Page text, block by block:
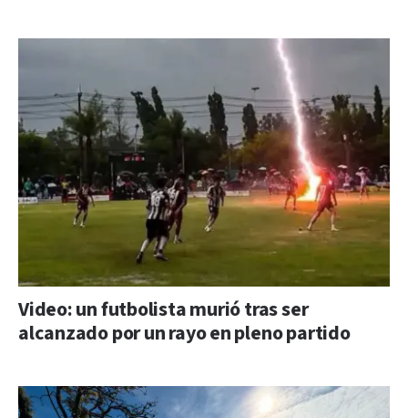
Video: un futbolista murió tras ser
alcanzado por un rayo en pleno partido